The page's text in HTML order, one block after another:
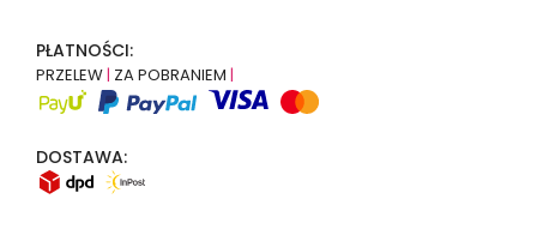
PŁATNOŚCI:
PRZELEW| ZA POBRANIEM |
DOSTAWA: